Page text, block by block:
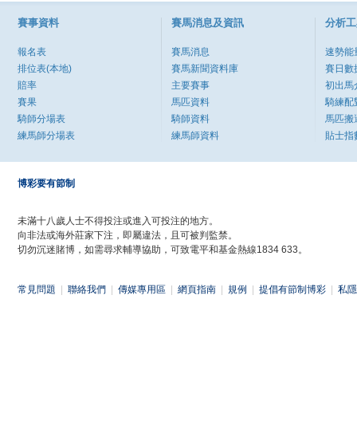
賽事資料
報名表
排位表(本地)
賠率
賽果
騎師分場表
練馬師分場表
賽馬消息及資訊
賽馬消息
賽馬新聞資料庫
主要賽事
馬匹資料
騎師資料
練馬師資料
分析
速勢能
賽日數
初出馬
騎練配
馬匹搬
貼士指
博彩要有節制
未滿十八歲人士不得投注或進入可投注的地方。
向非法或海外莊家下注，即屬違法，且可被判監禁。
切勿沉迷賭博，如需尋求輔導協助，可致電平和基金熱線1834 633。
常見問題 聯絡我們 傳媒專用區 網頁指南 規例 提倡有節制博彩 私